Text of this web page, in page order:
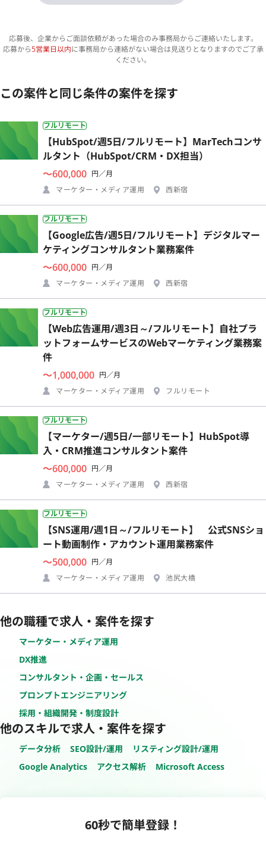
応募後、企業からご面談依頼があった場合のみ事務局からご連絡いたします。
応募から5営業日以内に事務局から連絡がない場合は見送りとなりますのでご了承
ください。
この案件と同じ条件の案件を探す
フルリモート
【HubSpot/週5日/フルリモート】MarTechコンサ
ルタント（HubSpot/CRM・DX担当）
〜600,000 円／月
マーケター・メディア運用
西新宿
フルリモート
【Google広告/週5日/フルリモート】デジタルマー
ケティングコンサルタント業務案件
〜600,000 円／月
マーケター・メディア運用
西新宿
フルリモート
【Web広告運用/週3日～/フルリモート】自社プラ
ットフォームサービスのWebマーケティング業務案
件
〜1,000,000 円／月
マーケター・メディア運用
フルリモート
フルリモート
【マーケター/週5日/一部リモート】HubSpot導
入・CRM推進コンサルタント案件
〜600,000 円／月
マーケター・メディア運用
西新宿
フルリモート
【SNS運用/週1日～/フルリモート】 公式SNSショ
ート動画制作・アカウント運用業務案件
〜500,000 円／月
マーケター・メディア運用
池尻大橋
他の職種で求人・案件を探す
マーケター・メディア運用
DX推進
コンサルタント・企画・セールス
プロンプトエンジニアリング
採用・組織開発・制度設計
他のスキルで求人・案件を探す
データ分析 SEO設計/運用
リスティング設計/運用
Google Analytics
アクセス解析 Microsoft Access
60秒で簡単登録！